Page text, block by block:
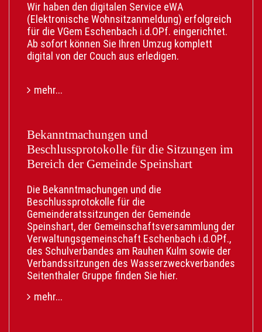
Wir haben den digitalen Service eWA
(Elektronische Wohnsitzanmeldung) erfolgreich
für die VGem Eschenbach i.d.OPf. eingerichtet.
Ab sofort können Sie Ihren Umzug komplett
digital von der Couch aus erledigen.
• Keine Wartezeit: Unabhängig von den
Rathaus entfällt.
• Digitale Meldebescheinigung: Nach
Bestätigung des Einwohnermeldeamtes direkt
als Download mit offiziellem digitalem Siegel
• Bequeme Post: Der neue
Adressaufkleber für Personalausweis und/oder
Reisepass kommt direkt zu Ihnen nach Hause.
• Kostenlos: Der digitale Service ist
gebührenfrei.
Was Sie dafür brauchen:
• Personalausweis mit aktivierter Online-
Funktion (eID).
• Die AusweisApp auf Ihrem Smartphone.
mehr...
Bekanntmachungen und
Beschlussprotokolle für die Sitzungen im
Bereich der Gemeinde Speinshart
Die Bekanntmachungen und die
Beschlussprotokolle für die
Gemeinderatssitzungen der Gemeinde
Speinshart, der Gemeinschaftsversammlung der
Verwaltungsgemeinschaft Eschenbach i.d.OPf.,
des Schulverbandes am Rauhen Kulm sowie der
Verbandssitzungen des Wasserzweckverbandes
Seitenthaler Gruppe finden Sie hier.
mehr...